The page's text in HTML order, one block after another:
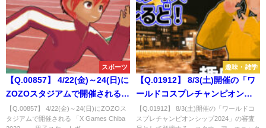
スポーツ
【Q.00857】 4/22(金)～24(日)に
ZOZOスタジアムで開催される
「X Games Chiba 2022」。 男
子スケートボードストリートで
【Q.00857】 4/22(金)～24(日)にZOZOス
タジアムで開催される 「X Games Chiba
趣味・雑学
【Q.01912】 8/3(土)開催の「ワ
ールドコスプレチャンピオンシ
ップ2024」の審査員として登壇
する、スクウェア・エニックス
【Q.01912】 8/3(土)開催の「ワールドコ
スプレチャンピオンシップ2024」の審査